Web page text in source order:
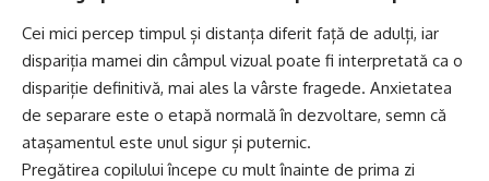
Cei mici percep timpul și distanța diferit față de adulți, iar
dispariția mamei din câmpul vizual poate fi interpretată ca o
dispariție definitivă, mai ales la vârste fragede. Anxietatea
de separare este o etapă normală în dezvoltare, semn că
atașamentul este unul sigur și puternic.
Pregătirea copilului începe cu mult înainte de prima zi